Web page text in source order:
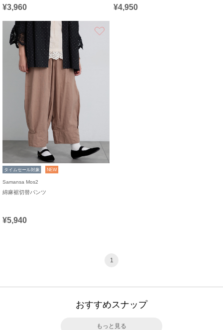
¥3,960 ¥4,950
タイムセール対象 NEW
Samansa Mos2
綿麻裾切替パンツ
¥5,940
1
おすすめスナップ
もっと見る